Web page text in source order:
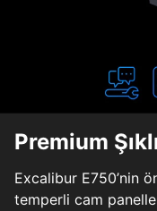
Premium
Excalibur E750’nin
temperli cam